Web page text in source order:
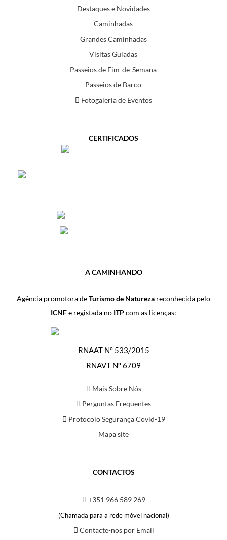
Destaques e Novidades
Caminhadas
Grandes Caminhadas
Visitas Guiadas
Passeios de Fim-de-Semana
Passeios de Barco
Fotogaleria de Eventos
CERTIFICADOS
A CAMINHANDO
Agência promotora deTurismo de Natureza reconhecida pelo
ICNFe registada no ITPcom as licenças:
RNAAT Nº 533/2015
RNAVT Nº 6709
Mais Sobre Nós
Perguntas Frequentes
Protocolo Segurança Covid-19
Mapa site
CONTACTOS
+351 966 589 269
(Chamada para a rede móvel nacional)
Contacte-nos por Email